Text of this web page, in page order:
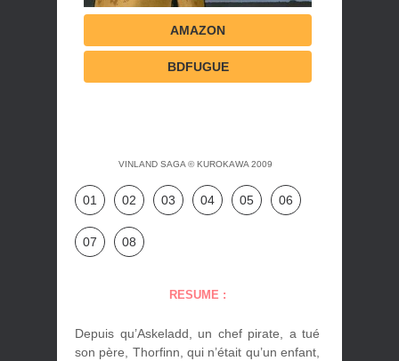
AMAZON
BDFUGUE
VINLAND SAGA © KUROKAWA 2009
01 02 03 04 05 06
07 08
RESUME :
Depuis qu’Askeladd, un chef pirate, a tué
son père, Thorfinn, qui n’était qu’un enfant,